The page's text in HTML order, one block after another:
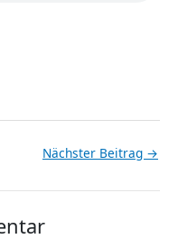
Nächster Beitrag →